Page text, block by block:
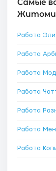
Самые
Работа
Работа
Работа
Работа
Работа
Работа
Работа